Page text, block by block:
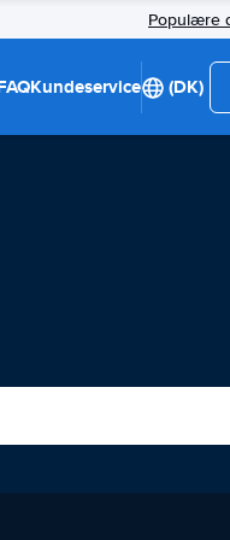
Populære
Kundeservice (DK)